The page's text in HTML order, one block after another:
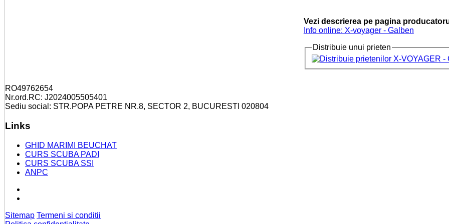
Vezi descrierea pe pagina
Info online: X-voyager - Galben
Distribuie unui prieten
RO49762654
Nr.ord.RC: J2024005505401
Sediu social: STR.POPA PETRE NR.8, SECTOR 2, BUCURESTI 020804
Links
GHID MARIMI BEUCHAT
CURS SCUBA PADI
CURS SCUBA SSI
ANPC
Sitemap Termeni si conditii